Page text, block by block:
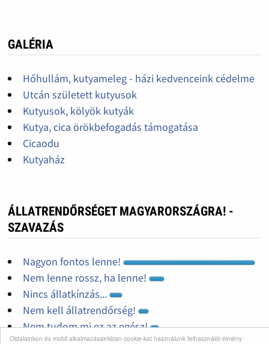
Oldalainkon és mobil alkalmazásainkban cookie-kat használunk felhasználói élmény
GALÉRIA
Hőhullám, kutyameleg - házi kedvenceink cédelme
Utcán született kutyusok
Kutyusok, kölyök kutyák
Kutya, cica örökbefogadás támogatása
Cicaodu
Kutyaház
ÁLLATRENDŐRSÉGET MAGYARORSZÁGRA! -
SZAVAZÁS
Nagyon fontos lenne!
Nem lenne rossz, ha lenne!
Nincs állatkínzás...
Nem kell állatrendőrség!
Nem tudom mi ez az egész!